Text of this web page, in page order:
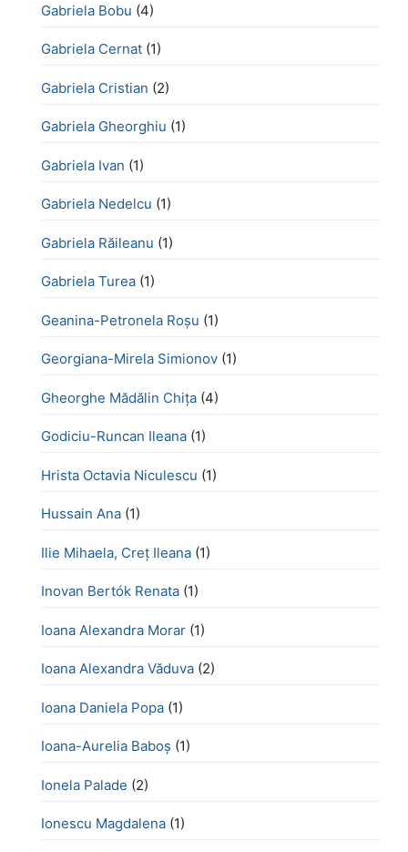
Gabriela Bobu (4)
Gabriela Cernat (1)
Gabriela Cristian (2)
Gabriela Gheorghiu (1)
Gabriela Ivan (1)
Gabriela Nedelcu (1)
Gabriela Răileanu (1)
Gabriela Turea (1)
Geanina-Petronela Roșu (1)
Georgiana-Mirela Simionov (1)
Gheorghe Mădălin Chiţa (4)
Godiciu-Runcan Ileana (1)
Hrista Octavia Niculescu (1)
Hussain Ana (1)
Ilie Mihaela, Creț Ileana (1)
Inovan Bertók Renata (1)
Ioana Alexandra Morar (1)
Ioana Alexandra Văduva (2)
Ioana Daniela Popa (1)
Ioana-Aurelia Baboș (1)
Ionela Palade (2)
Ionescu Magdalena (1)